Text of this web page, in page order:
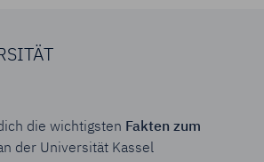
die wichtigsten Fakten zum
der Universität Kassel